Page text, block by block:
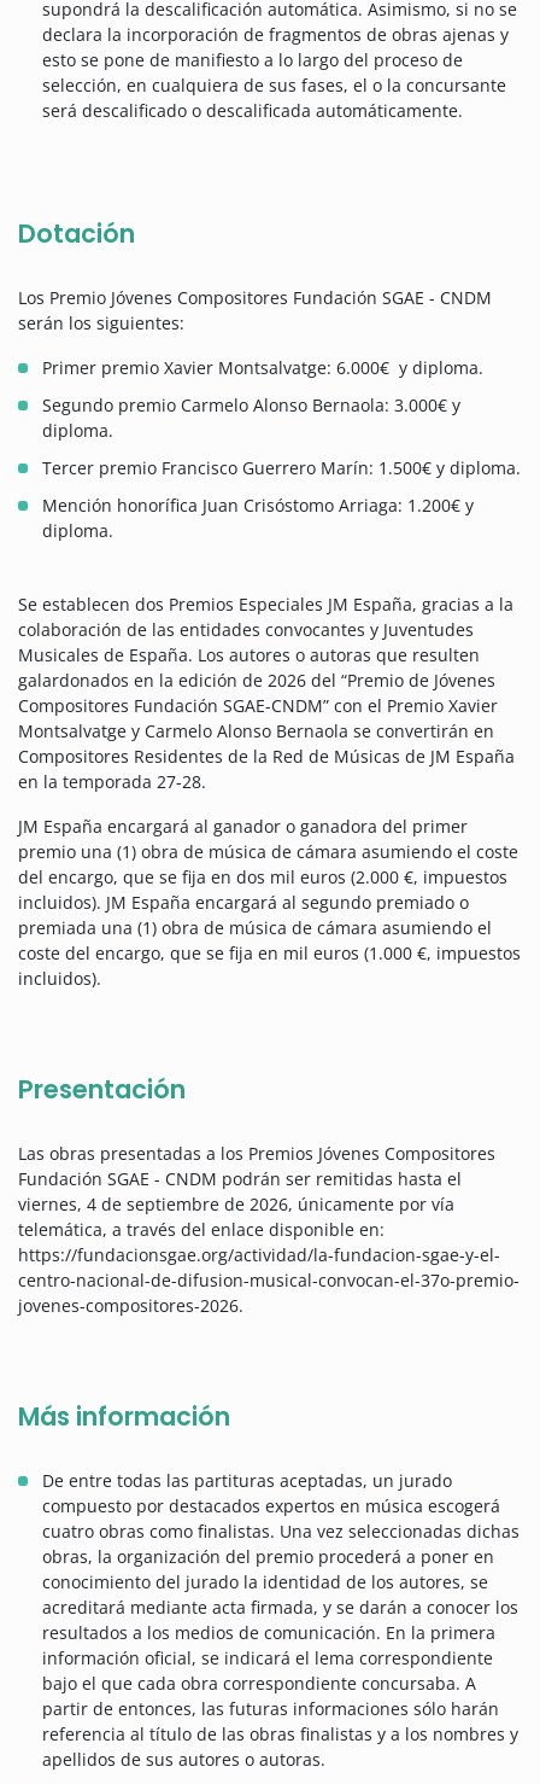
supondrá la descalificación automática. Asimismo, si no se
declara la incorporación de fragmentos de obras ajenas y
esto se pone de manifiesto a lo largo del proceso de
selección, en cualquiera de sus fases, el o la concursante
será descalificado o descalificada automáticamente.
Dotación
Los Premio Jóvenes Compositores Fundación SGAE - CNDM
serán los siguientes:
Primer premio Xavier Montsalvatge: 6.000€ y diploma.
Segundo premio Carmelo Alonso Bernaola: 3.000€ y
diploma.
Tercer premio Francisco Guerrero Marín: 1.500€ y diploma.
Mención honorífica Juan Crisóstomo Arriaga: 1.200€ y
diploma.
Se establecen dos Premios Especiales JM España, gracias a la
colaboración de las entidades convocantes y Juventudes
Musicales de España. Los autores o autoras que resulten
galardonados en la edición de 2026 del “Premio de Jóvenes
Compositores Fundación SGAE-CNDM” con el Premio Xavier
Montsalvatge y Carmelo Alonso Bernaola se convertirán en
Compositores Residentes de la Red de Músicas de JM España
en la temporada 27-28.
JM España encargará al ganador o ganadora del primer
premio una (1) obra de música de cámara asumiendo el coste
del encargo, que se fija en dos mil euros (2.000 €, impuestos
incluidos). JM España encargará al segundo premiado o
premiada una (1) obra de música de cámara asumiendo el
coste del encargo, que se fija en mil euros (1.000 €, impuestos
incluidos).
Presentación
Las obras presentadas a los Premios Jóvenes Compositores
Fundación SGAE - CNDM podrán ser remitidas hasta el
viernes, 4 de septiembre de 2026, únicamente por vía
telemática, a través del enlace disponible en:
https://fundacionsgae.org/actividad/la-fundacion-sgae-y-el-
centro-nacional-de-difusion-musical-convocan-el-37o-premio-
jovenes-compositores-2026.
Más información
De entre todas las partituras aceptadas, un jurado
compuesto por destacados expertos en música escogerá
cuatro obras como finalistas. Una vez seleccionadas dichas
obras, la organización del premio procederá a poner en
conocimiento del jurado la identidad de los autores, se
acreditará mediante acta firmada, y se darán a conocer los
resultados a los medios de comunicación. En la primera
información oficial, se indicará el lema correspondiente
bajo el que cada obra correspondiente concursaba. A
partir de entonces, las futuras informaciones sólo harán
referencia al título de las obras finalistas y a los nombres y
apellidos de sus autores o autoras.